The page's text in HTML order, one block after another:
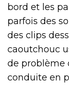
bord et les
parfois des
des clips
caoutchouc
de problème
conduite en